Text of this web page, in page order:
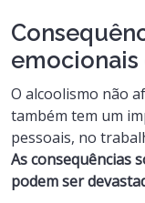
O alcoolismo não
também tem um
pessoais, no
As consequências
podem ser